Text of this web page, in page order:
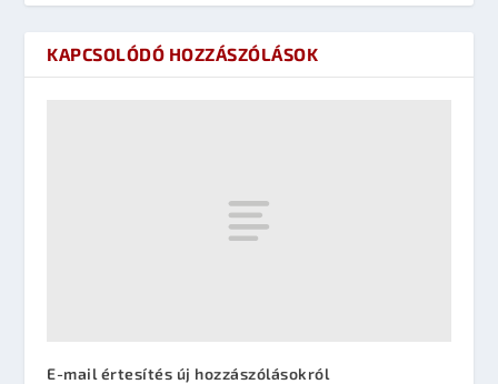
KAPCSOLÓDÓ HOZZÁSZÓLÁSOK
E-mail értesítés új hozzászólásokról